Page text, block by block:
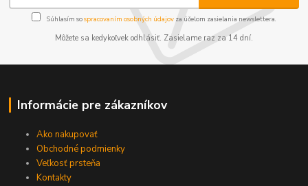
Súhlasím sospracovaním osobných údajov za účelom zasielania newslettera.
Môžete sa kedykoľvek odhlásiť. Zasielame raz za 14 dní.
Informácie pre zákazníkov
Ako nakupovať
Obchodné podmienky
Veľkosť prsteňa
Kontakty